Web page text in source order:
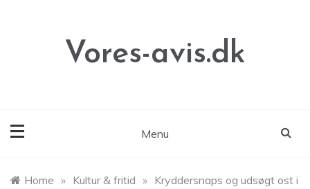
Vores-avis.dk
Menu
Home » Kultur & fritid » Kryddersnaps og udsøgt ost i